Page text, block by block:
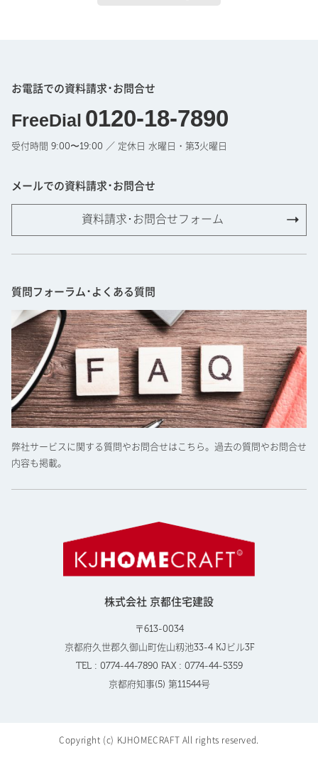
お電話での資料請求･お問合せ
FreeDial 0120-18-7890
受付時間 9:00〜19:00 ／ 定休日 水曜日・第3火曜日
メールでの資料請求･お問合せ
資料請求･お問合せフォーム
質問フォーラム･よくある質問
弊社サービスに関する質問やお問合せはこちら。過去の質問やお問合せ
内容も掲載。
株式会社 京都住宅建設
〒613-0034
京都府久世郡久御山町佐山籾池33-4 KJビル3F
TEL : 0774-44-7890 FAX : 0774-44-5359
京都府知事(5) 第11544号
Copyright (c) KJHOMECRAFT All rights reserved.